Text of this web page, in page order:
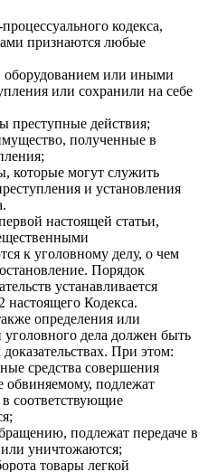
кодекса,
признаются любые
оборудованием или иными
или сохранили на себе
преступные действия;
полученные в
которые могут служить
и установления
настоящей статьи,
к уголовному делу, о чем
Порядок
устанавливается
настоящего Кодекса.
определения или
дела должен быть
При этом:
средства совершения
обвиняемому, подлежат
соответствующие
подлежат передаче в
уничтожаются;
товары легкой